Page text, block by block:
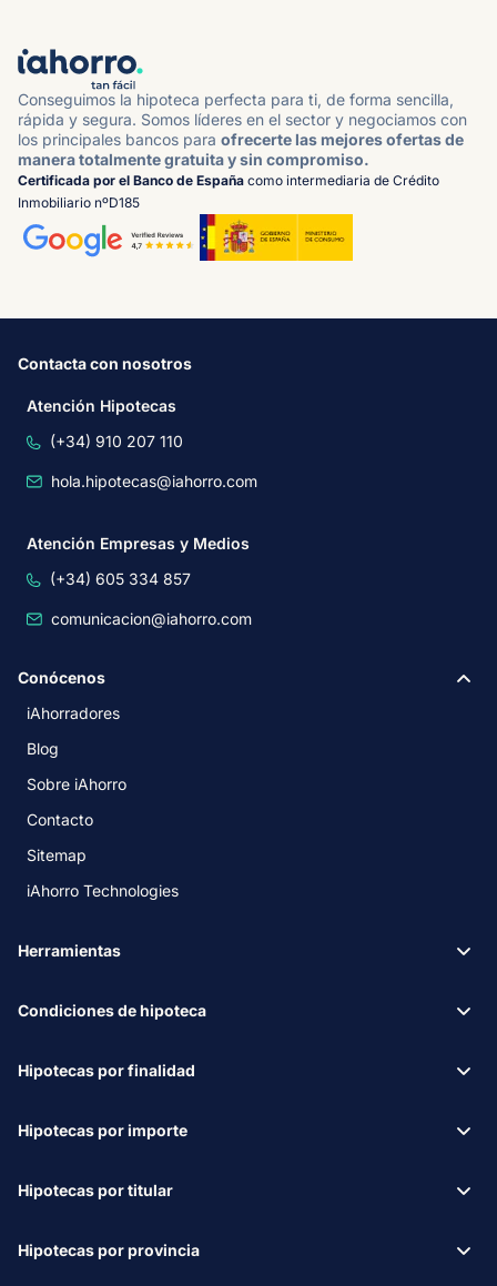
Conseguimos la hipoteca perfecta para ti, de forma sencilla,
rápida y segura. Somos líderes en el sector y negociamos con
los principales bancos para ofrecerte las mejores ofertas de
manera totalmente gratuita y sin compromiso.
Certificada por el Banco de España como intermediaria de Crédito
Inmobiliario nºD185
Contacta con nosotros
Atención Hipotecas
(+34) 910 207 110
hola.hipotecas@iahorro.com
Atención Empresas y Medios
(+34) 605 334 857
comunicacion@iahorro.com
Conócenos
iAhorradores
Blog
Sobre iAhorro
Contacto
Sitemap
iAhorro Technologies
Herramientas
Condiciones de hipoteca
Hipotecas por finalidad
Hipotecas por importe
Hipotecas por titular
Hipotecas por provincia